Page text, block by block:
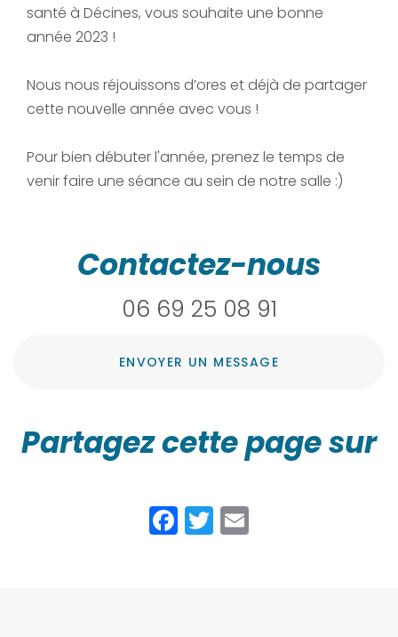
santé à Décines, vous souhaite une bonne
année 2023 !
Nous nous réjouissons d’ores et déjà de partager
cette nouvelle année avec vous !
Pour bien débuter l'année, prenez le temps de
venir faire une séance au sein de notre salle :)
Contactez-nous
06 69 25 08 91
ENVOYER UN MESSAGE
Partagez cette page sur
Facebook
Twitter